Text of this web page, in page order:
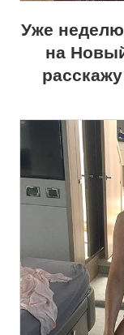
Уже
на